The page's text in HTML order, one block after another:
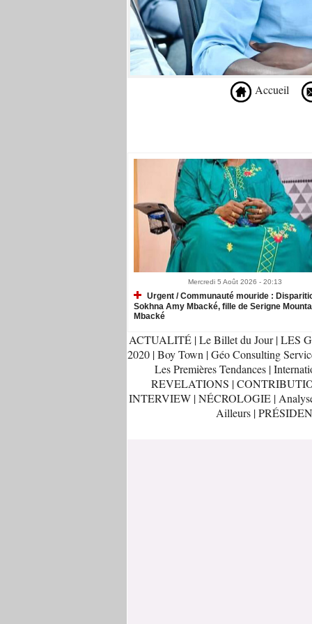
Accueil
Mercredi 5 Août 2026 - 20:13
Urgent / Communauté mouride :
Sokhna Amy Mbacké, fille de Serigne
Mbacké
ACTUALITÉ |Le Billet du Jour |LES
2020 |Boy Town |Géo Consulting
Les Premières Tendances |
REVELATIONS |
INTERVIEW |NÉCROLOGIE |
Ailleurs |